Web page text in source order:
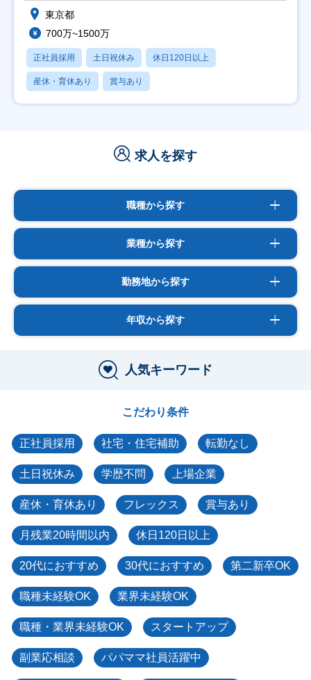
東京都
700万~1500万
正社員採用 土日祝休み 休日120日以上
産休・育休あり 賞与あり
求人を探す
職種から探す
業種から探す
勤務地から探す
年収から探す
人気キーワード
こだわり条件
正社員採用 社宅・住宅補助 転勤なし
土日祝休み 学歴不問 上場企業
産休・育休あり フレックス 賞与あり
月残業20時間以内 休日120日以上
20代におすすめ 30代におすすめ 第二新卒OK
職種未経験OK 業界未経験OK
職種・業界未経験OK スタートアップ
副業応相談 パパママ社員活躍中